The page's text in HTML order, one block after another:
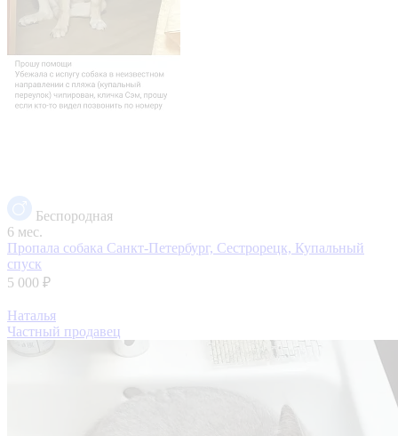
Беспородная
6 мес.
Пропала собака Санкт-Петербург, Сестрорецк, Купальный
спуск
5 000 ₽
Наталья
Частный продавец